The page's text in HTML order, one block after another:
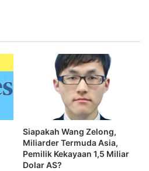
Siapakah Wang Zelong,
Miliarder Termuda Asia,
Pemilik Kekayaan 1,5 Miliar
Dolar AS?